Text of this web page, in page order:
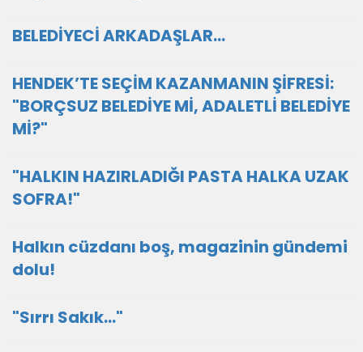
BELEDİYECİ ARKADAŞLAR…
HENDEK’TE SEÇİM KAZANMANIN ŞİFRESİ:
"BORÇSUZ BELEDİYE Mİ, ADALETLİ BELEDİYE
Mİ?"
"HALKIN HAZIRLADIĞI PASTA HALKA UZAK
SOFRA!"
Halkın cüzdanı boş, magazinin gündemi
dolu!
"Sırrı Sakık…"